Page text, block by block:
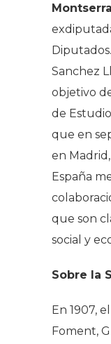
Sanchez
objetivo
de
que en
en
España
que son
social y
Sobre la
En 1907,
Foment,